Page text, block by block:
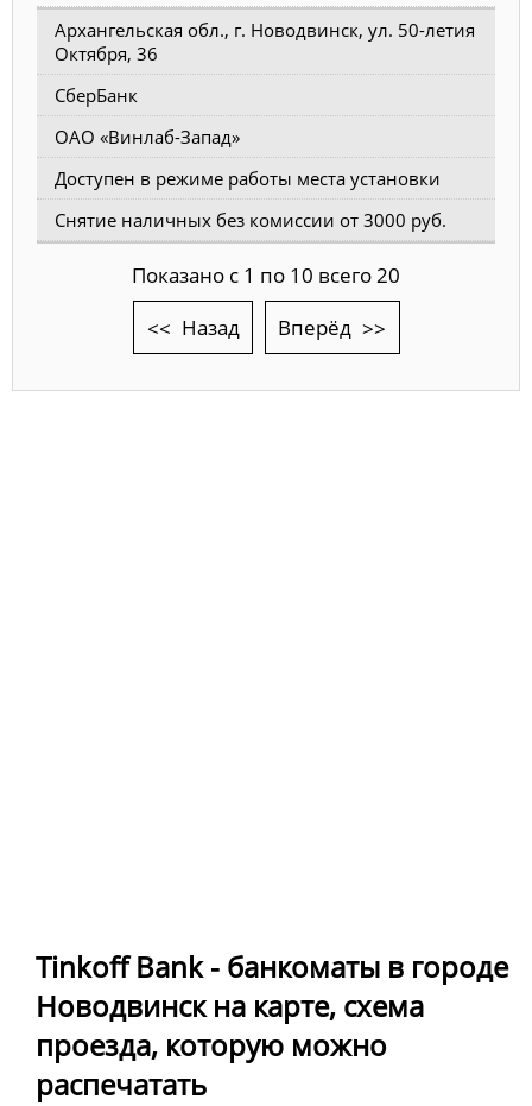
Архангельская обл., г. Новодвинск, ул. 50-летия
Октября, 36
СберБанк
ОАО «Винлаб-Запад»
Доступен в режиме работы места установки
Снятие наличных без комиссии от 3000 руб.
Показано с 1 по 10 всего 20
Назад
Вперёд
Tinkoff Bank - банкоматы в городе
Новодвинск на карте, схема
проезда, которую можно
распечатать